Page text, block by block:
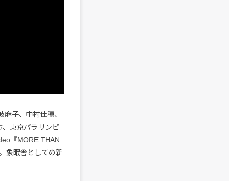
子、中村佳穂、
東京パラリンピ
『MORE THAN
象眠舎としての新